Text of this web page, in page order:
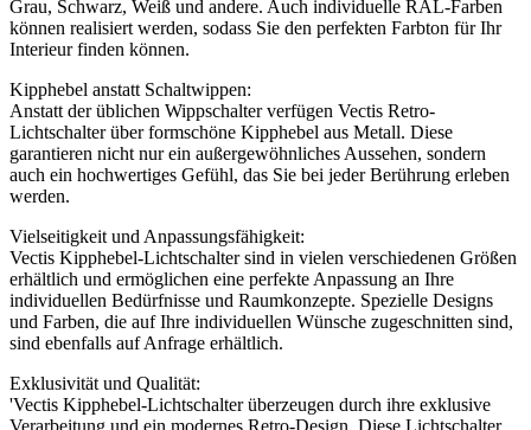
Grau, Schwarz, Weiß und andere. Auch individuelle RAL-Farben
können realisiert werden, sodass Sie den perfekten Farbton für Ihr
Interieur finden können.
Kipphebel anstatt Schaltwippen:
Anstatt der üblichen Wippschalter verfügen Vectis Retro-
Lichtschalter über formschöne Kipphebel aus Metall. Diese
garantieren nicht nur ein außergewöhnliches Aussehen, sondern
auch ein hochwertiges Gefühl, das Sie bei jeder Berührung erleben
werden.
Vielseitigkeit und Anpassungsfähigkeit:
Vectis Kipphebel-Lichtschalter sind in vielen verschiedenen Größen
erhältlich und ermöglichen eine perfekte Anpassung an Ihre
individuellen Bedürfnisse und Raumkonzepte. Spezielle Designs
und Farben, die auf Ihre individuellen Wünsche zugeschnitten sind,
sind ebenfalls auf Anfrage erhältlich.
Exklusivität und Qualität:
'Vectis Kipphebel-Lichtschalter überzeugen durch ihre exklusive